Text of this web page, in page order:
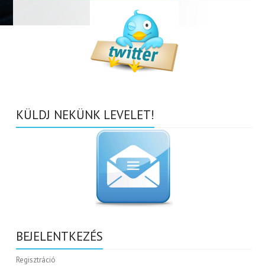
KÜLDJ NEKÜNK LEVELET!
BEJELENTKEZÉS
Regisztráció